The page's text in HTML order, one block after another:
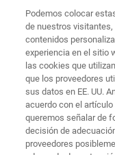
Inicio
Términos y
condiciones
generales
Podemos colocar
de nuestros
contenidos
experiencia en el sitio
las cookies que
que los proveedores
sus datos en EE. UU.
acuerdo con el artículo
queremos señalar de
decisión de
proveedores